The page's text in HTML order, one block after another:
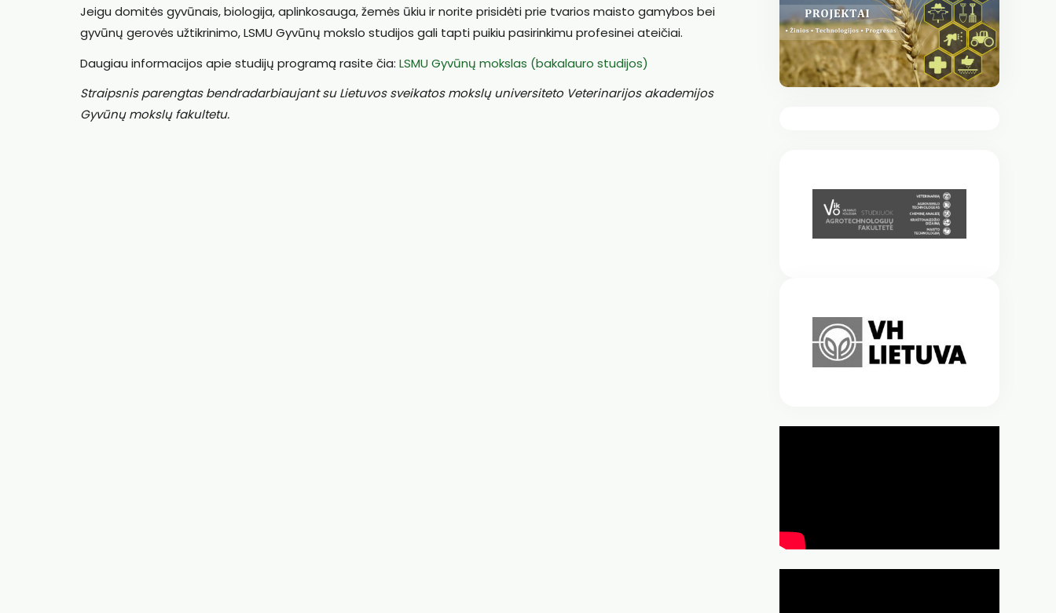
Jeigu domitės gyvūnais, biologija, aplinkosauga, žemės ūkiu ir norite prisidėti prie tvarios maisto gamybos bei
gyvūnų gerovės užtikrinimo, LSMU Gyvūnų mokslo studijos gali tapti puikiu pasirinkimu profesinei ateičiai.
Daugiau informacijos apie studijų programą rasite čia: LSMU Gyvūnų mokslas (bakalauro studijos)
Straipsnis parengtas bendradarbiaujant su Lietuvos sveikatos mokslų universiteto Veterinarijos akademijos
Gyvūnų mokslų fakultetu.